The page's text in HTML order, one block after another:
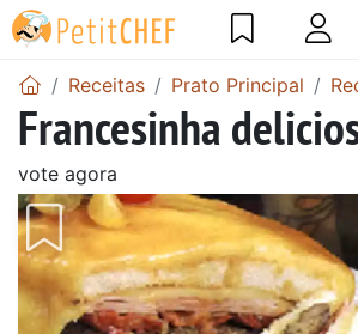
Receitas Prato Principal
Francesinha
vote agora